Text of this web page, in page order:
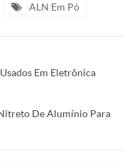
ALN Em Pó
​​em Eletrônica
De Alumínio Para